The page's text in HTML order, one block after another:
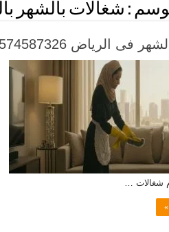
: شغالات بالشهر
فى الرياض 0574587326
شغالات …